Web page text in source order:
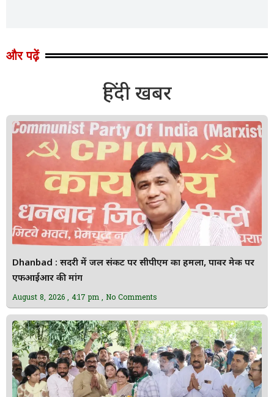
और पढ़ें
हिंदी खबर
Dhanbad : सिंदरी में जल संकट पर सीपीएम का हमला, पावर मेक पर
एफआईआर की मांग
August 8, 2026 4:17 pm No Comments